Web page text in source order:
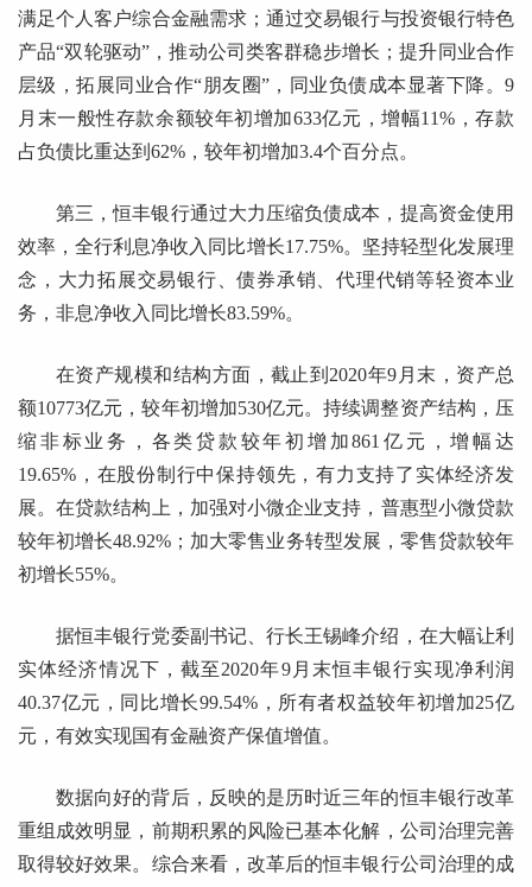
满足个人客户综合金融需求；通过交易银行与投资银行特色
产品“双轮驱动”，推动公司类客群稳步增长；提升同业合作
层级，拓展同业合作“朋友圈”，同业负债成本显著下降。9
月末一般性存款余额较年初增加633亿元，增幅11%，存款
占负债比重达到62%，较年初增加3.4个百分点。
第三，恒丰银行通过大力压缩负债成本，提高资金使用
效率，全行利息净收入同比增长17.75%。坚持轻型化发展理
念，大力拓展交易银行、债券承销、代理代销等轻资本业
务，非息净收入同比增长83.59%。
在资产规模和结构方面，截止到2020年9月末，资产总
额10773亿元，较年初增加530亿元。持续调整资产结构，压
缩非标业务，各类贷款较年初增加861亿元，增幅达
19.65%，在股份制行中保持领先，有力支持了实体经济发
展。在贷款结构上，加强对小微企业支持，普惠型小微贷款
较年初增长48.92%；加大零售业务转型发展，零售贷款较年
初增长55%。
据恒丰银行党委副书记、行长王锡峰介绍，在大幅让利
实体经济情况下，截至2020年9月末恒丰银行实现净利润
40.37亿元，同比增长99.54%，所有者权益较年初增加25亿
元，有效实现国有金融资产保值增值。
数据向好的背后，反映的是历时近三年的恒丰银行改革
重组成效明显，前期积累的风险已基本化解，公司治理完善
取得较好效果。综合来看，改革后的恒丰银行公司治理的成